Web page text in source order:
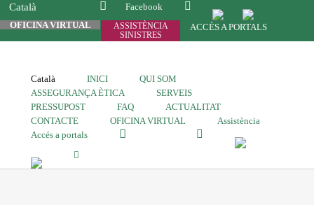
Català
Facebook
OFICINA VIRTUAL
ASSISTÈNCIA
SINISTRES
ACCÉS A PORTALS
Català INICI
QUI SOM
ASSEGURANÇA ÈTICA
SERVEIS
PRESSUPOST
FAQ
ACTUALITAT
CONTACTE
OFICINA VIRTUAL
Assistència
Accés a portals